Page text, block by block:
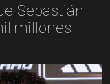
Sebastián
millones